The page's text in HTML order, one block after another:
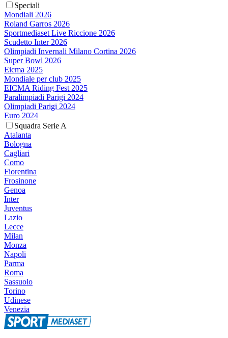
Speciali
Mondiali 2026
Roland Garros 2026
Sportmediaset Live Riccione 2026
Scudetto Inter 2026
Olimpiadi Invernali Milano Cortina 2026
Super Bowl 2026
Eicma 2025
Mondiale per club 2025
EICMA Riding Fest 2025
Paralimpiadi Parigi 2024
Olimpiadi Parigi 2024
Euro 2024
Squadra Serie A
Atalanta
Bologna
Cagliari
Como
Fiorentina
Frosinone
Genoa
Inter
Juventus
Lazio
Lecce
Milan
Monza
Napoli
Parma
Roma
Sassuolo
Torino
Udinese
Venezia